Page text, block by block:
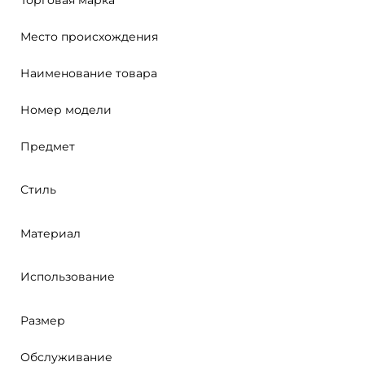
Место происхождения
Наименование товара
Номер модели
Предмет
Стиль
Материал
Использование
Размер
Обслуживание